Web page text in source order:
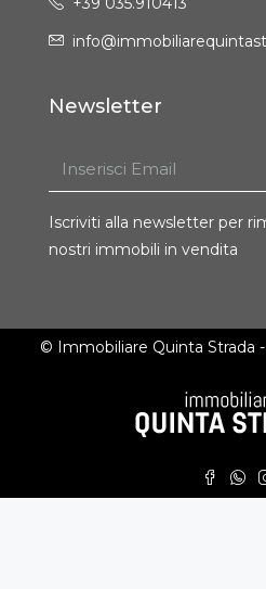
Newsletter
Iscriviti alla newsletter per
nostri immobili in vendita
© Immobiliare Quinta Strada